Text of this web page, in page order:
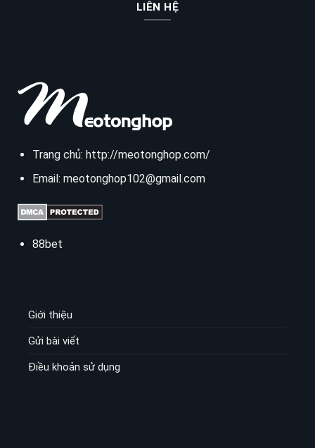
LIÊN HỆ
Trang chủ: http://meotonghop.com/
Email: meotonghop102@gmail.com
88bet
Giới thiệu
Gửi bài viết
Điều khoản sử dụng